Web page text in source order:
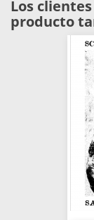
Los
producto